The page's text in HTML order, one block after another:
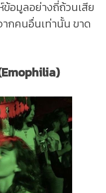
ข้อมูลอย่างถี่ถ้วนเสีย
กคนอื่นเท่านั้น ขาด